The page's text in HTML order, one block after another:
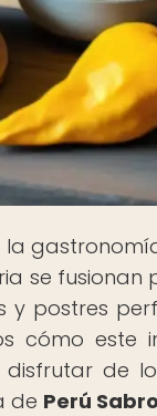
la
se fusionan
y postres
cómo este
de
de Perú